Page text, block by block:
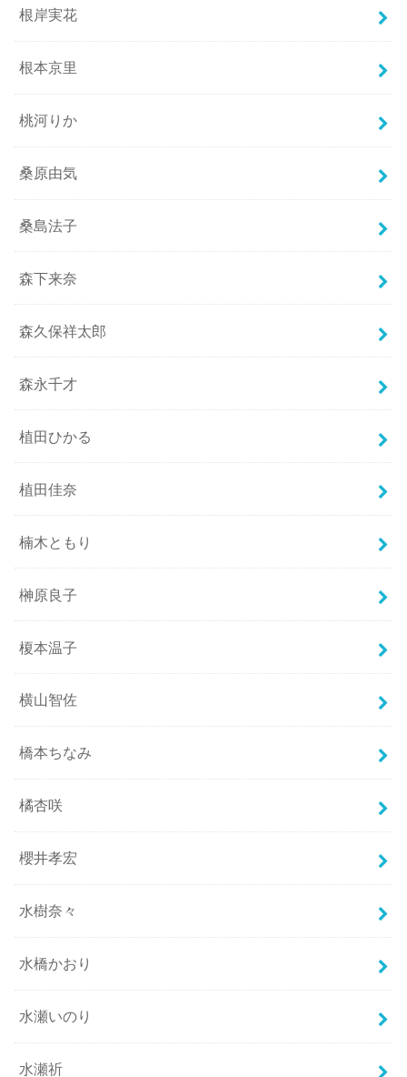
根岸実花
根本京里
桃河りか
桑原由気
桑島法子
森下来奈
森久保祥太郎
森永千才
植田ひかる
植田佳奈
楠木ともり
榊原良子
榎本温子
横山智佐
橋本ちなみ
橘杏咲
櫻井孝宏
水樹奈々
水橋かおり
水瀬いのり
水瀬祈